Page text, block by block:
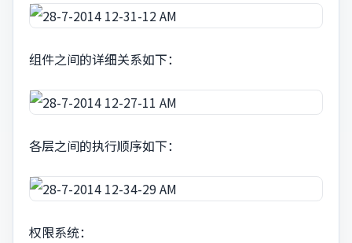
组件之间的详细关系如下：
各层之间的执行顺序如下：
权限系统：